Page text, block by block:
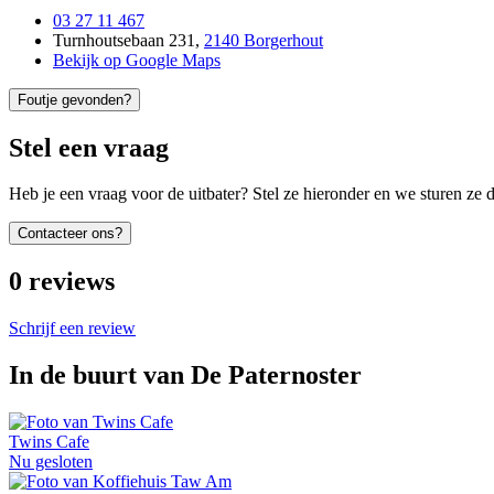
03 27 11 467
Turnhoutsebaan 231 , 2140 Borgerhout
Bekijk op Google Maps
Foutje gevonden?
Stel een vraag
Heb je een vraag voor de uitbater? Stel ze hieronder en we sturen ze
Contacteer ons?
0 reviews
Schrijf een review
In de buurt van De Paternoster
Twins Cafe
Nu gesloten